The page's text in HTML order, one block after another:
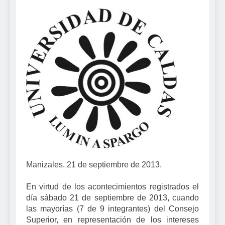
Manizales, 21 de septiembre de 2013.
En virtud de los acontecimientos registrados el
día sábado 21 de septiembre de 2013, cuando
las mayorías (7 de 9 integrantes) del Consejo
Superior, en representación de los intereses